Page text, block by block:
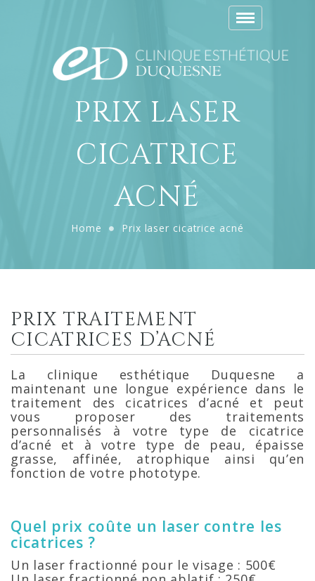
Toggle
navigation
PRIX LASER
CICATRICE
ACNÉ
Home Prix laser cicatrice acné
PRIX TRAITEMENT
CICATRICES D’ACNÉ
La clinique esthétique Duquesne a
maintenant une longue expérience dans le
traitement des cicatrices d’acné et peut
vous proposer des traitements
personnalisés à votre type de cicatrice
d’acné et à votre type de peau, épaisse
grasse, affinée, atrophique ainsi qu’en
fonction de votre phototype.
Quel prix coûte un laser contre les
cicatrices ?
Un laser fractionné pour le visage : 500€